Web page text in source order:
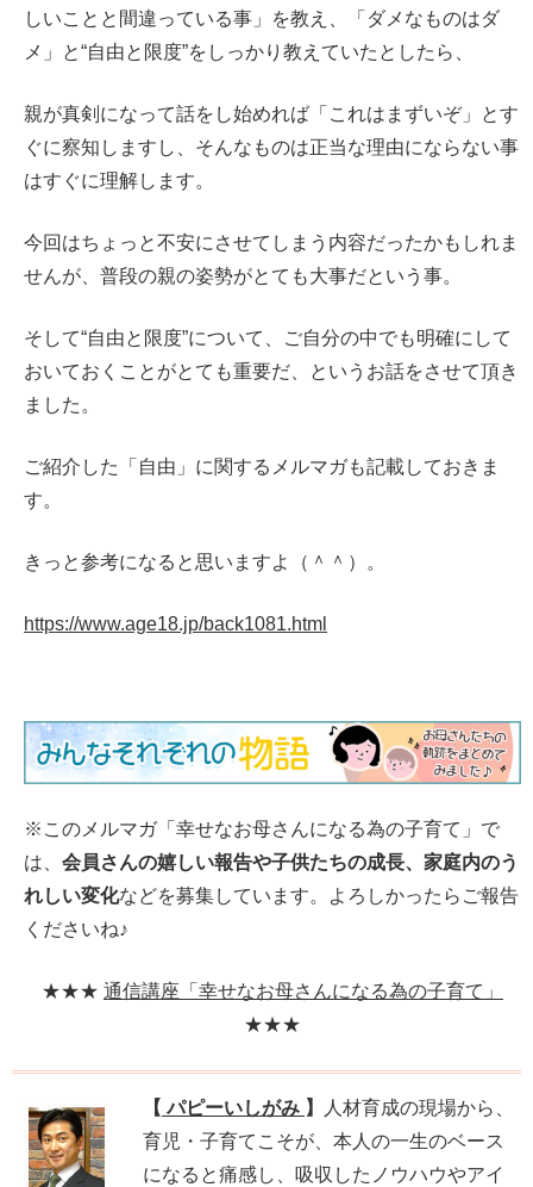
しいことと間違っている事」を教え、「ダメなものはダ
メ」と“自由と限度”をしっかり教えていたとしたら、
親が真剣になって話をし始めれば「これはまずいぞ」とす
ぐに察知しますし、そんなものは正当な理由にならない事
はすぐに理解します。
今回はちょっと不安にさせてしまう内容だったかもしれま
せんが、普段の親の姿勢がとても大事だという事。
そして“自由と限度”について、ご自分の中でも明確にして
おいておくことがとても重要だ、というお話をさせて頂き
ました。
ご紹介した「自由」に関するメルマガも記載しておきま
す。
きっと参考になると思いますよ（＾＾）。
https://www.age18.jp/back1081.html
※このメルマガ「幸せなお母さんになる為の子育て」で
は、 会員さんの嬉しい報告や子供たちの成長、家庭内のう
れしい変化などを募集しています。よろしかったらご報告
くださいね♪
★★★ 通信講座「幸せなお母さんになる為の子育て」
★★★
【 パピーいしがみ 】
人材育成の現場から、
育児・子育てこそが、本人の一生のベース
になると痛感し、吸収したノウハウやアイ